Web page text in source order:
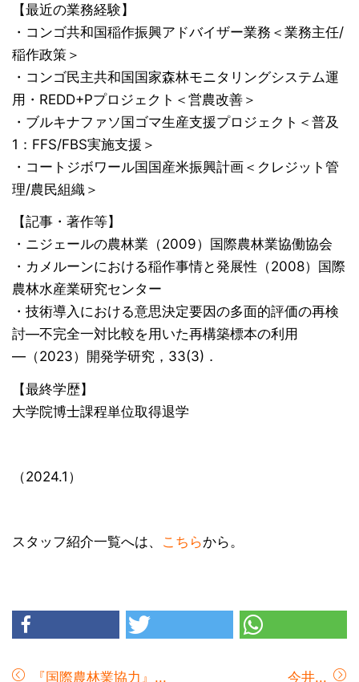
【最近の業務経験】
・コンゴ共和国稲作振興アドバイザー業務＜業務主任/
稲作政策＞
・コンゴ民主共和国国家森林モニタリングシステム運
用・REDD+Pプロジェクト＜営農改善＞
・ブルキナファソ国ゴマ生産支援プロジェクト＜普及
1：FFS/FBS実施支援＞
・コートジボワール国国産米振興計画＜クレジット管
理/農民組織＞
【記事・著作等】
・ニジェールの農林業（2009）国際農林業協働協会
・カメルーンにおける稲作事情と発展性（2008）国際
農林水産業研究センター
・技術導入における意思決定要因の多面的評価の再検
討―不完全一対比較を用いた再構築標本の利用
―（2023）開発学研究，33(3)．
【最終学歴】
大学院博士課程単位取得退学
（2024.1）
スタッフ紹介一覧へは、 こちらから。
『国際農林業協力』... 今井...